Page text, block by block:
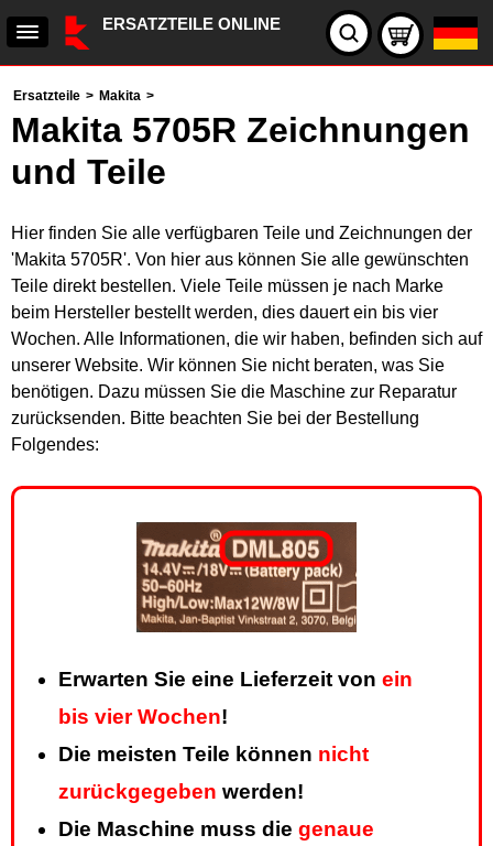
ERSATZTEILE ONLINE
Ersatzteile > Makita >
Makita 5705R Zeichnungen
und Teile
Hier finden Sie alle verfügbaren Teile und Zeichnungen der
'Makita 5705R'. Von hier aus können Sie alle gewünschten
Teile direkt bestellen. Viele Teile müssen je nach Marke
beim Hersteller bestellt werden, dies dauert ein bis vier
Wochen. Alle Informationen, die wir haben, befinden sich auf
unserer Website. Wir können Sie nicht beraten, was Sie
benötigen. Dazu müssen Sie die Maschine zur Reparatur
zurücksenden. Bitte beachten Sie bei der Bestellung
Folgendes:
Erwarten Sie eine Lieferzeit von ein
bis vier Wochen!
Die meisten Teile können nicht
zurückgegeben werden!
Die Maschine muss die genaue